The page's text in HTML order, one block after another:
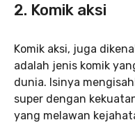
2. Komik aksi
Komik aksi, juga
adalah jenis komik
dunia. Isinya
super dengan
yang melawan